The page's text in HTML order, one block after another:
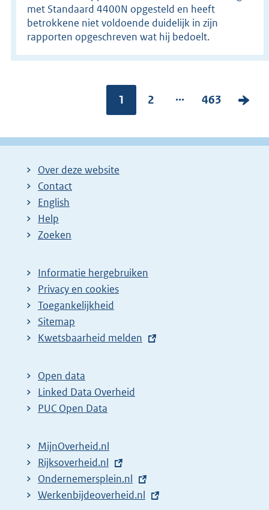
met Standaard 4400N opgesteld en heeft
betrokkene niet voldoende duidelijk in zijn
rapporten opgeschreven wat hij bedoelt.
Pagina:
1
P
g
2 ...
P
g
463
V
l
Over deze website
Contact
English
Help
Zoeken
Informatie hergebruiken
Privacy en cookies
Toegankelijkheid
Sitemap
E
t
e
r
l
i
n
k
Kwetsbaarheid melden
Open data
Linked Data Overheid
PUC Open Data
MijnOverheid.nl
E
x
t
Rijksoverheid.nl
E
x
Ondernemersplein.nl
E
Werkenbijdeoverheid.nl